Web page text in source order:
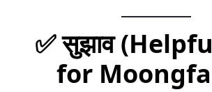
✅सुझाव
for